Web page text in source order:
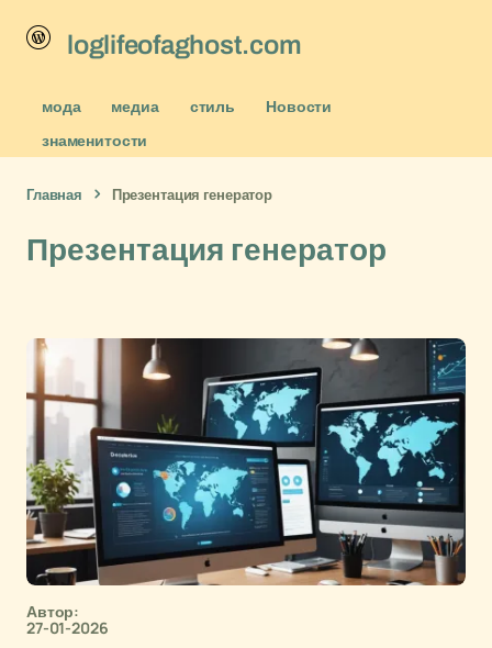
loglifeofaghost.com
мода медиа стиль
Новости
знаменитости
Главная Презентация генератор
Презентация генератор
Автор:
27-01-2026